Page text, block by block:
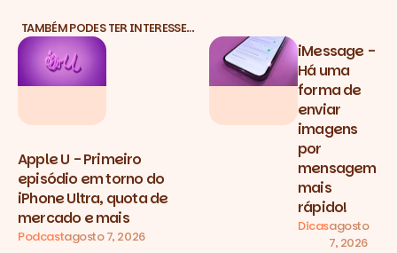
TAMBÉM PODES TER INTERESSE…
Apple U - Primeiro
episódio em torno do
iPhone Ultra, quota de
mercado e mais
Podcastagosto 7, 2026
iMessage -
Há uma
forma de
enviar
imagens
por
mensagem
mais
rápido!
Dicasagosto
7, 2026